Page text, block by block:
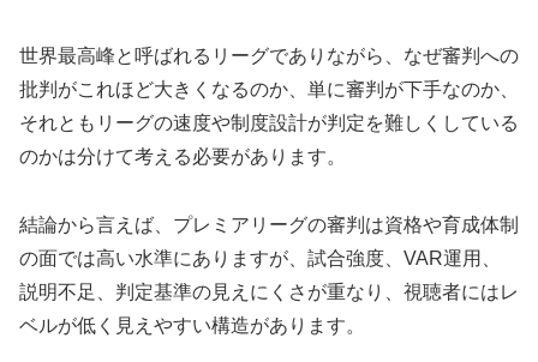
世界最高峰と呼ばれるリーグでありながら、なぜ審判への
批判がこれほど大きくなるのか、単に審判が下手なのか、
それともリーグの速度や制度設計が判定を難しくしている
のかは分けて考える必要があります。
結論から言えば、プレミアリーグの審判は資格や育成体制
の面では高い水準にありますが、試合強度、VAR運用、
説明不足、判定基準の見えにくさが重なり、視聴者にはレ
ベルが低く見えやすい構造があります。